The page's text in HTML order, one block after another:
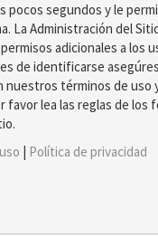
pocos segundos y le
La Administración del
adicionales a los
de identificarse
nuestros términos de uso
favor lea las reglas de los
| Política de privacidad